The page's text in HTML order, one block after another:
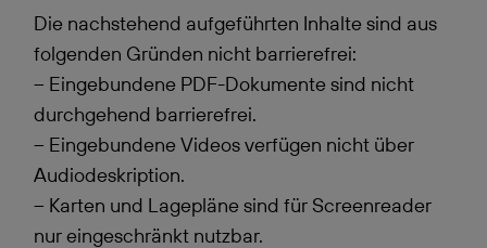
Die nachstehend aufgeführten Inhalte sind aus
folgenden Gründen nicht barrierefrei:
– Eingebundene PDF-Dokumente sind nicht
durchgehend barrierefrei.
– Eingebundene Videos verfügen nicht über
Audiodeskription.
– Karten und Lagepläne sind für Screenreader
nur eingeschränkt nutzbar.